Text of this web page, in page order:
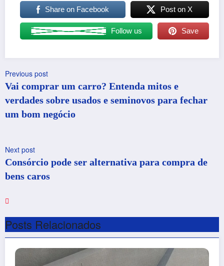
Share on Facebook Post on X
Follow us Save
Previous post
Vai comprar um carro? Entenda mitos e
verdades sobre usados e seminovos para fechar
um bom negócio
Next post
Consórcio pode ser alternativa para compra de
bens caros
Posts Relacionados